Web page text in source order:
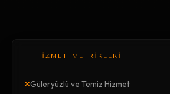
HİZMET METRİKLERİ
×Güleryüzlü ve Temiz Hizmet